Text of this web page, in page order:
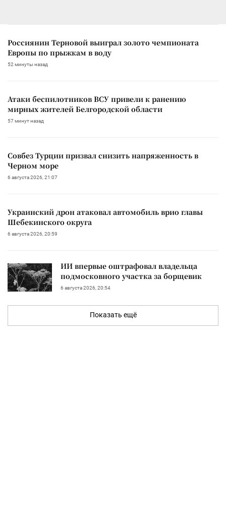
Россиянин Терновой выиграл золото чемпионата
Европы по прыжкам в воду
52 минуты назад
Атаки беспилотников ВСУ привели к ранению
мирных жителей Белгородской области
57 минут назад
Совбез Турции призвал снизить напряженность в
Черном море
6 августа 2026, 21:07
Украинский дрон атаковал автомобиль врио главы
Шебекинского округа
6 августа 2026, 20:59
ИИ впервые оштрафовал владельца
подмосковного участка за борщевик
6 августа 2026, 20:54
Показать ещё